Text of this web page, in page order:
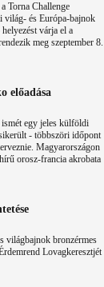
Torna Challenge
és Európa-bajnok
várja el a
meg szeptember 8.
előadása
egy jeles külföldi
- többszöri időpont
Magyarországon
orosz-francia akrobata
világbajnok bronzérmes
Lovagkeresztjét